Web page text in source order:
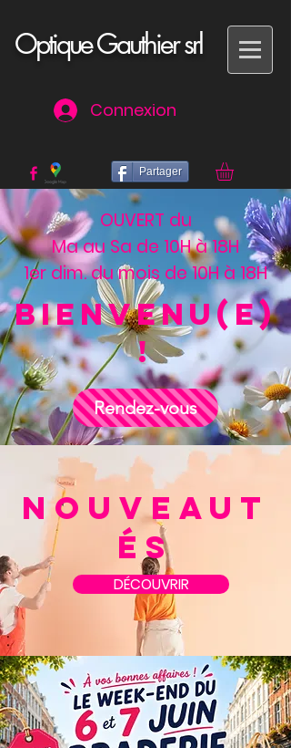
Optique Gauthier srl
Connexion
Partager
OUVERT du
Ma au Sa de 10H à 18H
1er dim. du mois de 10H à 18H
Bienvenu(e)
!
Rendez-vous
NOUVEAUT
ÉS
DÉCOUVRIR